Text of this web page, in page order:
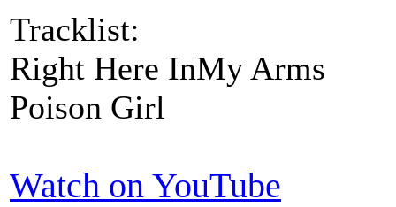
Tracklist:
Right Here InMy Arms
Poison Girl
Watch on YouTube